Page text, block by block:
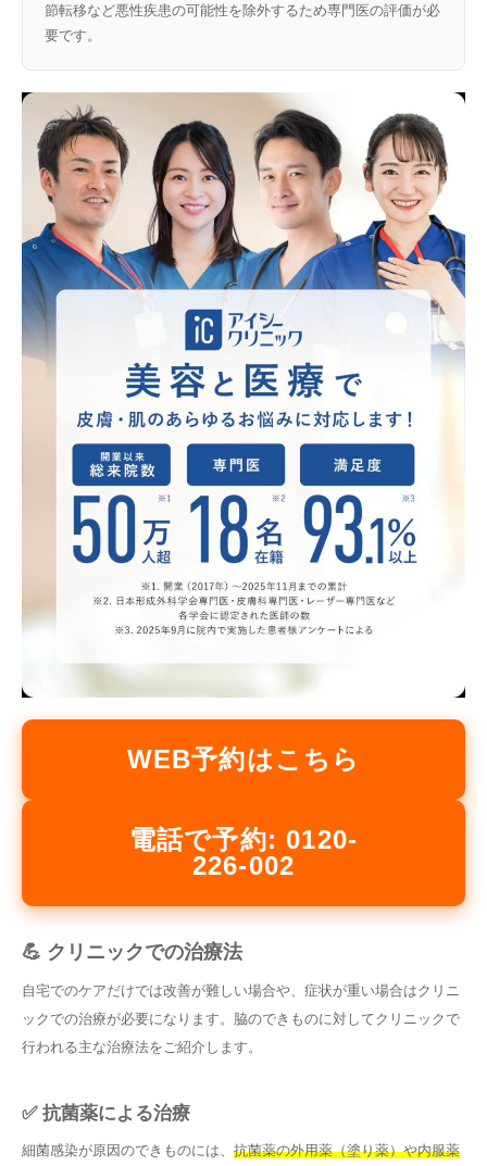
節転移など悪性疾患の可能性を除外するため専門医の評価が必
要です。
WEB予約はこちら
電話で予約: 0120-
226-002
💪 クリニックでの治療法
自宅でのケアだけでは改善が難しい場合や、症状が重い場合はクリニ
ックでの治療が必要になります。脇のできものに対してクリニックで
行われる主な治療法をご紹介します。
✅ 抗菌薬による治療
細菌感染が原因のできものには、 抗菌薬の外用薬（塗り薬）や内服薬